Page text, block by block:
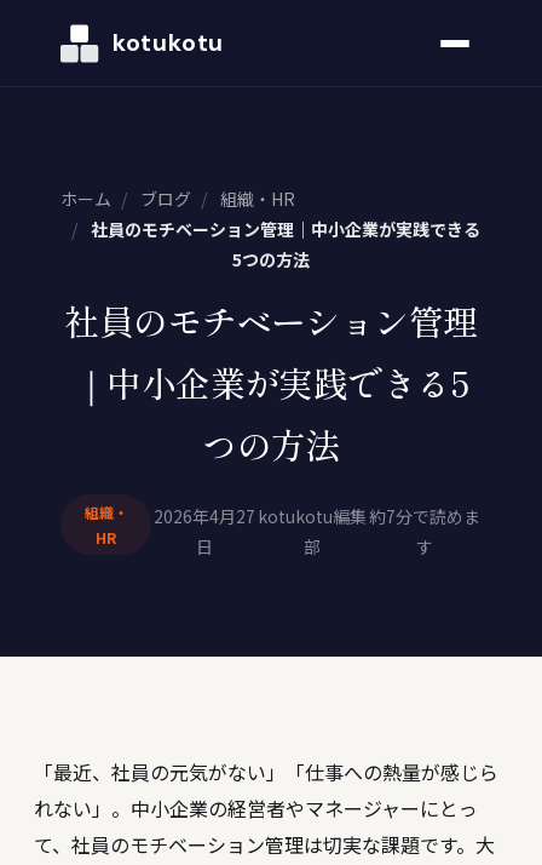
kotukotu
ホーム / ブログ / 組織・HR
/ 社員のモチベーション管理｜中小企業が実践できる
5つの方法
社員のモチベーション管理
｜中小企業が実践できる5
つの方法
組織・
HR
2026年4月27
日
kotukotu編集
部
約7分で読めま
す
「最近、社員の元気がない」「仕事への熱量が感じら
れない」。中小企業の経営者やマネージャーにとっ
て、社員のモチベーション管理は切実な課題です。大